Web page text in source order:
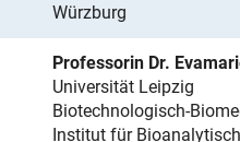
Würzburg
Professorin Dr.
Universität Leipzig
Biotechnologisch-
Institut für